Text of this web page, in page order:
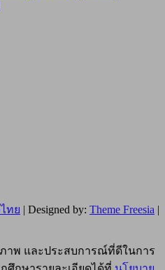
ทย | Designed by: Theme Freesia |
าพ และประสบการณ์ที่ดีในการ